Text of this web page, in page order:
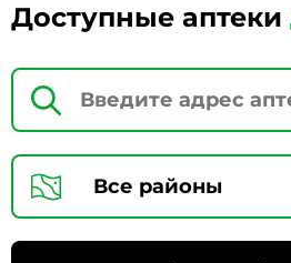
Доступные аптеки